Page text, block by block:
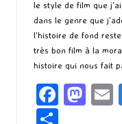
le style de film que
dans le genre que
l’histoire de fond
très bon film à la
histoire qui nous fait
Fa M